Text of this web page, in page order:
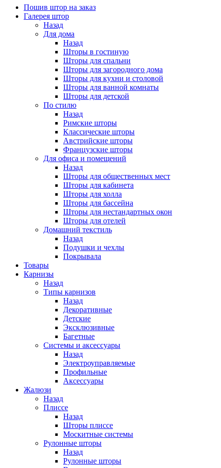
Пошив штор на заказ
Галерея штор
Назад
Для дома
Назад
Шторы в гостиную
Шторы для спальни
Шторы для загородного дома
Шторы для кухни и столовой
Шторы для ванной комнаты
Шторы для детской
По стилю
Назад
Римские шторы
Классические шторы
Австрийские шторы
Французские шторы
Для офиса и помещений
Назад
Шторы для общественных мест
Шторы для кабинета
Шторы для холла
Шторы для бассейна
Шторы для нестандартных окон
Шторы для отелей
Домашний текстиль
Назад
Подушки и чехлы
Покрывала
Товары
Карнизы
Назад
Типы карнизов
Назад
Декоративные
Детские
Эксклюзивные
Багетные
Системы и аксессуары
Назад
Электроуправляемые
Профильные
Аксессуары
Жалюзи
Назад
Плиссе
Назад
Шторы плиссе
Москитные системы
Рулонные шторы
Назад
Рулонные шторы